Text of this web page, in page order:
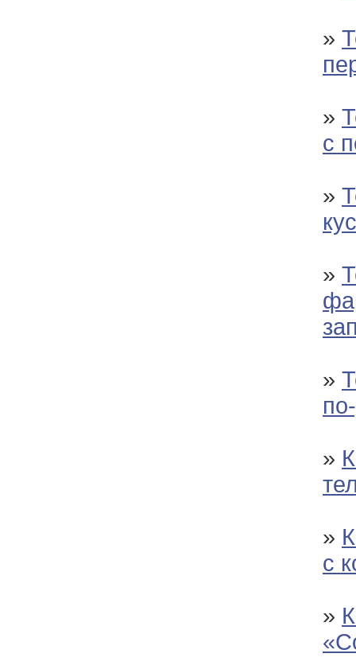
»
»
с
»
»
»
»
»
с
»